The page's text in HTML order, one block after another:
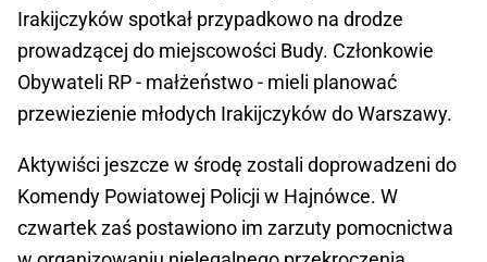
Irakijczyków spotkał przypadkowo na drodze
prowadzącej do miejscowości Budy. Członkowie
Obywateli RP - małżeństwo - mieli planować
przewiezienie młodych Irakijczyków do Warszawy.
Aktywiści jeszcze w środę zostali doprowadzeni do
Komendy Powiatowej Policji w Hajnówce. W
czwartek zaś postawiono im zarzuty pomocnictwa